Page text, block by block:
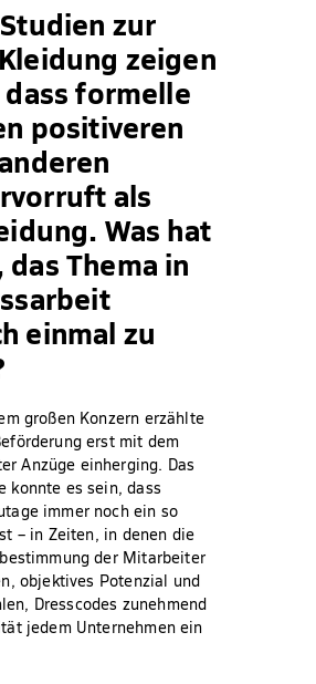
zur
zeigen
formelle
positiveren
als
Was hat
Thema in
einmal zu
großen Konzern erzählte
erst mit dem
Anzüge einherging. Das
konnte es sein, dass
immer noch ein so
– in Zeiten, in denen die
der Mitarbeiter
objektives Potenzial und
Dresscodes zunehmend
jedem Unternehmen ein